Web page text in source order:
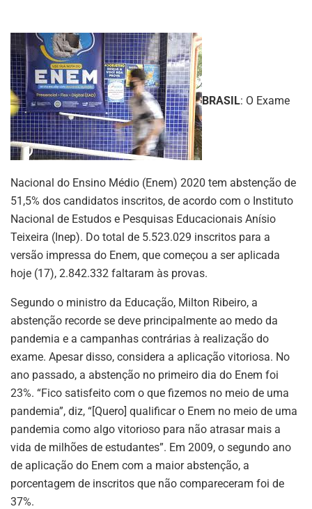
BRASIL: O Exame
Nacional do Ensino Médio (Enem) 2020 tem abstenção de
51,5% dos candidatos inscritos, de acordo com o Instituto
Nacional de Estudos e Pesquisas Educacionais Anísio
Teixeira (Inep). Do total de 5.523.029 inscritos para a
versão impressa do Enem, que começou a ser aplicada
hoje (17), 2.842.332 faltaram às provas.
Segundo o ministro da Educação, Milton Ribeiro, a
abstenção recorde se deve principalmente ao medo da
pandemia e a campanhas contrárias à realização do
exame. Apesar disso, considera a aplicação vitoriosa. No
ano passado, a abstenção no primeiro dia do Enem foi
23%. “Fico satisfeito com o que fizemos no meio de uma
pandemia”, diz, “[Quero] qualificar o Enem no meio de uma
pandemia como algo vitorioso para não atrasar mais a
vida de milhões de estudantes”. Em 2009, o segundo ano
de aplicação do Enem com a maior abstenção, a
porcentagem de inscritos que não compareceram foi de
37%.